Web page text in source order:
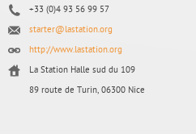
+33 (0)4 93 56 99 57
starter@lastation.org
http://www.lastation.org
La Station Halle sud du 109
89 route de Turin, 06300 Nice